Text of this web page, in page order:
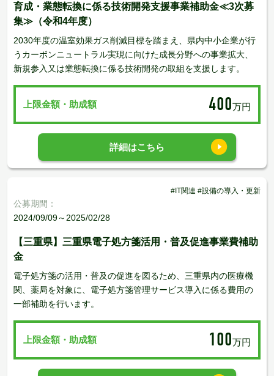
育成・業態転換に係る技術開発支援事業補助金≪3次募
集≫（令和4年度）
2030年度の温室効果ガス削減目標を踏まえ、県内中小企業が行
うカーボンニュートラル実現に向けた成長分野への事業拡大、
新規参入又は業態転換に係る技術開発の取組を支援します。
上限金額・助成額 400万円
詳細はこちら
#IT関連 #設備の導入・更新
公募期間：
2024/09/09～2025/02/28
【三重県】三重県電子処方箋活用・普及促進事業費補助
金
電子処方箋の活用・普及の促進を図るため、三重県内の医療機
関、薬局を対象に、電子処方箋管理サービス導入に係る費用の
一部補助を行います。
上限金額・助成額 100万円